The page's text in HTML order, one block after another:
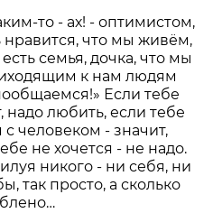
то - ах! - оптимистом,
что мы живём,
семья, дочка, что мы
к нам людям
Если тебе
надо любить, если тебе
человеком - значит,
не хочется - не надо.
никого - ни себя, ни
так просто, а сколько